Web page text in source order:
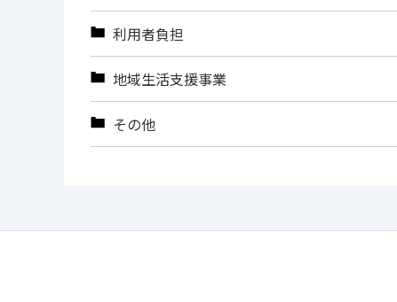
利用者負担
地域生活支援事業
その他